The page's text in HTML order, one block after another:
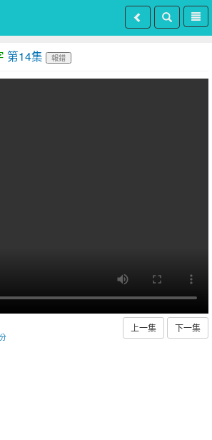
第14集 報錯
分
上一集 下一集